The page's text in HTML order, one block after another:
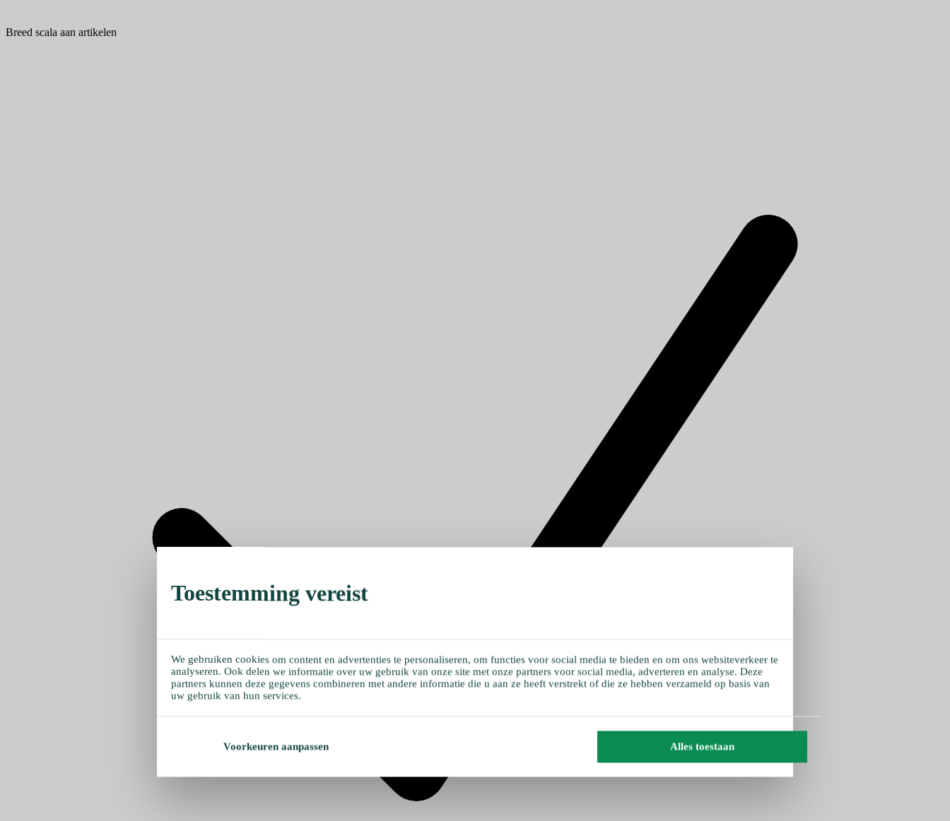
Breed scala aan artikelen
Toestemming vereist
We gebruiken cookies om content en advertenties te personaliseren, om functies voor social media te bieden en om ons websiteverkeer te
analyseren. Ook delen we informatie over uw gebruik van onze site met onze partners voor social media, adverteren en analyse. Deze
partners kunnen deze gegevens combineren met andere informatie die u aan ze heeft verstrekt of die ze hebben verzameld op basis van
uw gebruik van hun services.
Voorkeuren aanpassen Alles toestaan